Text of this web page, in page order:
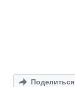
Поделиться